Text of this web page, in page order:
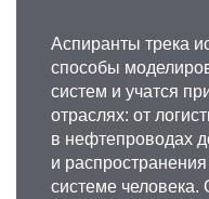
Аспиранты трека
способы
систем и учатся
отраслях: от
в нефтепроводах
и
системе человека.